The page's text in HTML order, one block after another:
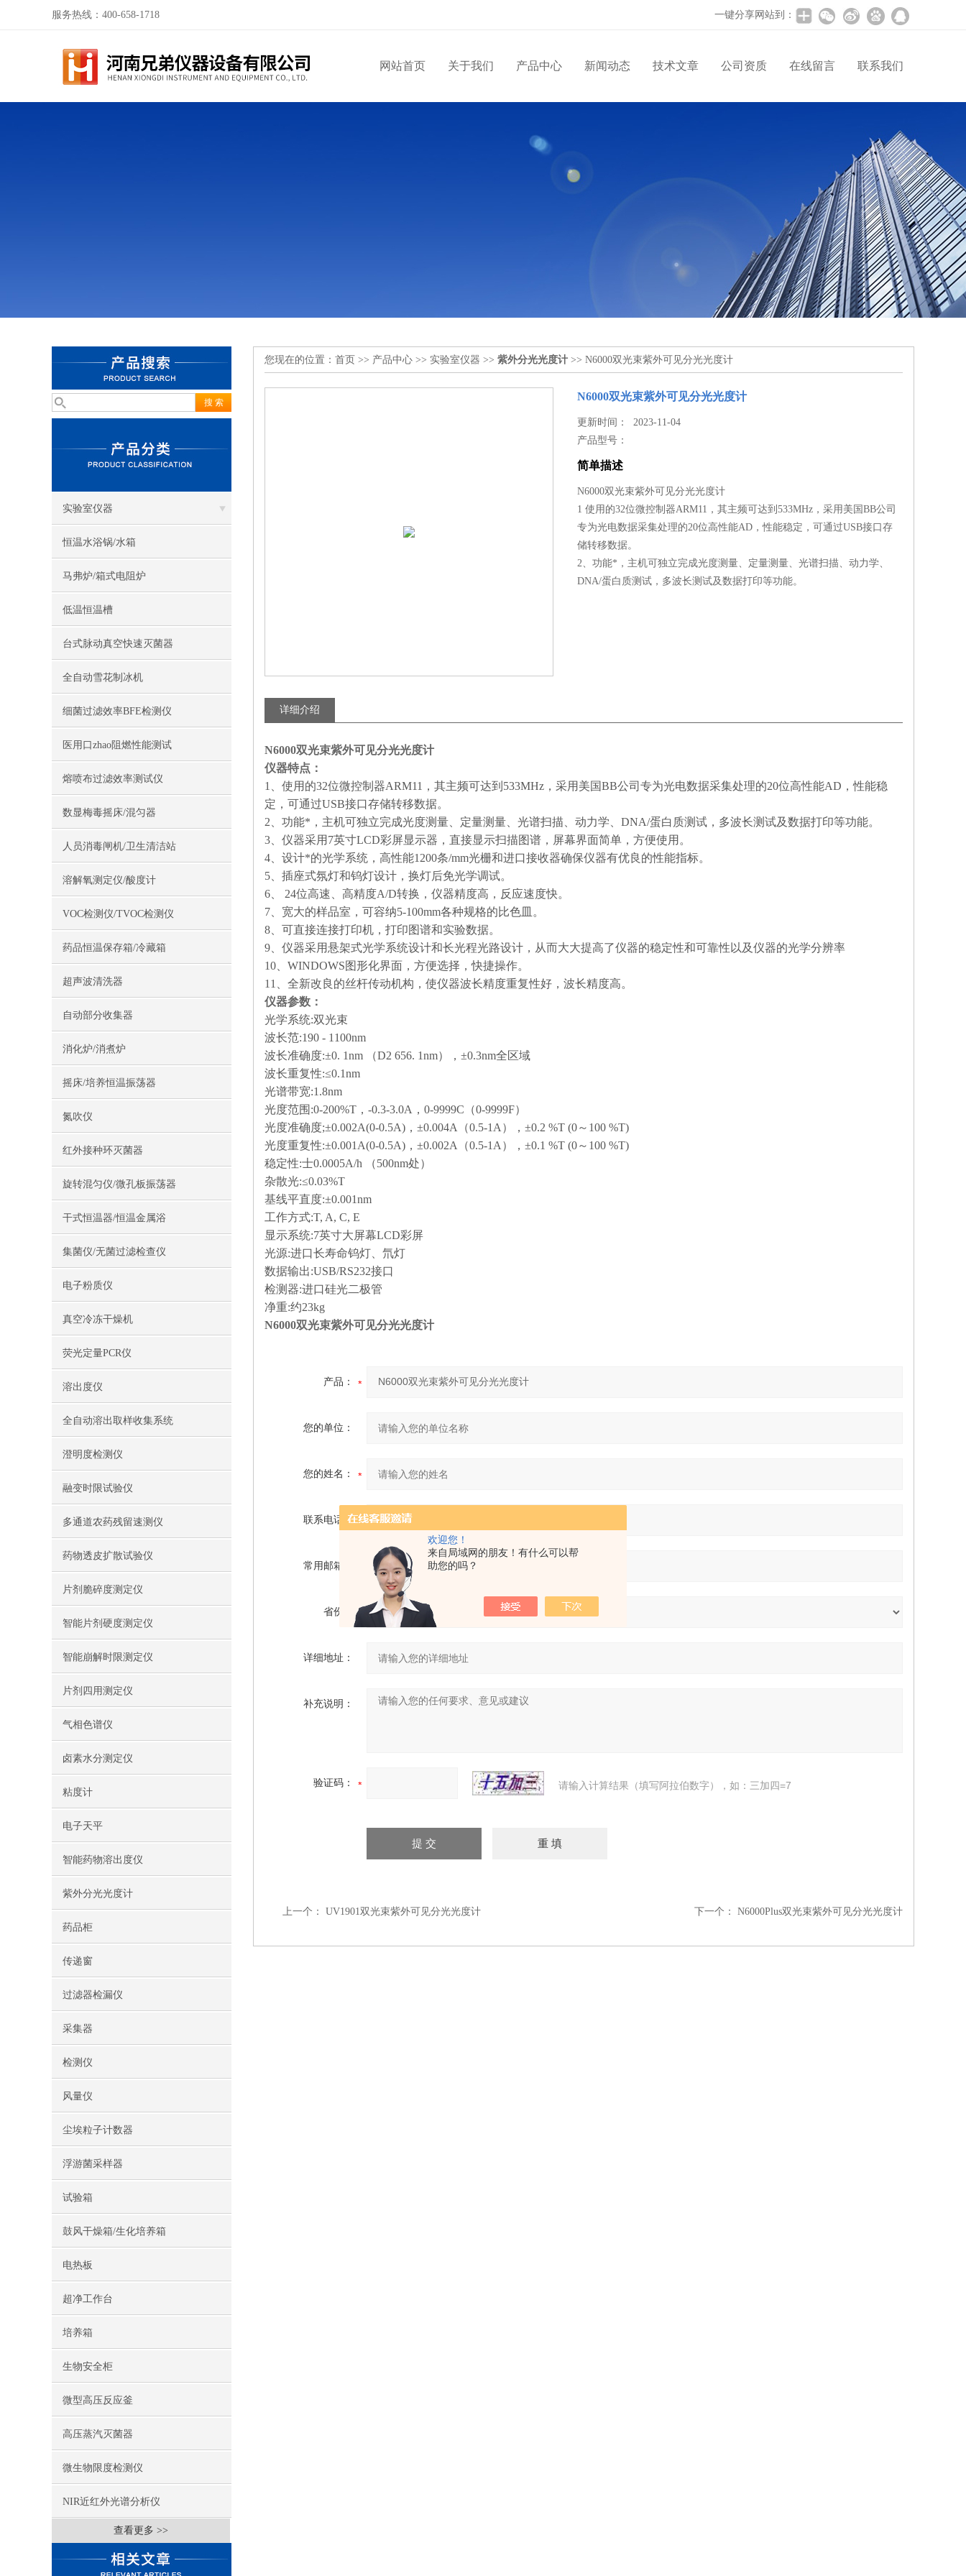
欢迎您！
来自局域网的朋友！有什么可以帮
助您的吗？
服务热线：400-658-1718 一键分享网站到：
网站首页 关于我们 产品中心 新闻动态 技术文章 公司资质 在线留言 联系我们
实验室仪器
恒温水浴锅/水箱
马弗炉/箱式电阻炉
低温恒温槽
台式脉动真空快速灭菌器
全自动雪花制冰机
细菌过滤效率BFE检测仪
医用口zhao阻燃性能测试
熔喷布过滤效率测试仪
数显梅毒摇床/混匀器
人员消毒闸机/卫生清洁站
溶解氧测定仪/酸度计
VOC检测仪/TVOC检测仪
药品恒温保存箱/冷藏箱
超声波清洗器
自动部分收集器
消化炉/消煮炉
摇床/培养恒温振荡器
氮吹仪
红外接种环灭菌器
旋转混匀仪/微孔板振荡器
干式恒温器/恒温金属浴
集菌仪/无菌过滤检查仪
电子粉质仪
真空冷冻干燥机
荧光定量PCR仪
溶出度仪
全自动溶出取样收集系统
澄明度检测仪
融变时限试验仪
多通道农药残留速测仪
药物透皮扩散试验仪
片剂脆碎度测定仪
智能片剂硬度测定仪
智能崩解时限测定仪
片剂四用测定仪
气相色谱仪
卤素水分测定仪
粘度计
电子天平
智能药物溶出度仪
紫外分光光度计
药品柜
传递窗
过滤器检漏仪
采集器
检测仪
风量仪
尘埃粒子计数器
浮游菌采样器
试验箱
鼓风干燥箱/生化培养箱
电热板
超净工作台
培养箱
生物安全柜
微型高压反应釜
高压蒸汽灭菌器
微生物限度检测仪
NIR近红外光谱分析仪
查看更多 >>
您现在的位置： 首页 >> 产品中心 >> 实验室仪器 >> 紫外分光光度计 >> N6000双光束紫外可见分光光度计
N6000双光束紫外可见分光光度计
更新时间： 2023-11-04
产品型号：
简单描述
N6000双光束紫外可见分光光度计
1 使用的32位微控制器ARM11，其主频可达到533MHz，采用美国BB公司
专为光电数据采集处理的20位高性能AD，性能稳定，可通过USB接口存
储转移数据。
2、功能*，主机可独立完成光度测量、定量测量、光谱扫描、动力学、
DNA/蛋白质测试，多波长测试及数据打印等功能。
详细介绍
N6000双光束紫外可见分光光度计
仪器特点：
1、使用的32位微控制器ARM11，其主频可达到533MHz，采用美国BB公司专为光电数据采集处理的20位高性能AD，性能稳
定，可通过USB接口存储转移数据。
2、功能*，主机可独立完成光度测量、定量测量、光谱扫描、动力学、DNA/蛋白质测试，多波长测试及数据打印等功能。
3、仪器采用7英寸LCD彩屏显示器，直接显示扫描图谱，屏幕界面简单，方便使用。
4、设计*的光学系统，高性能1200条/mm光栅和进口接收器确保仪器有优良的性能指标。
5、插座式氛灯和钨灯设计，换灯后免光学调试。
6、 24位高速、高精度A/D转换，仪器精度高，反应速度快。
7、宽大的样品室，可容纳5-100mm各种规格的比色皿。
8、可直接连接打印机，打印图谱和实验数据。
9、仪器采用悬架式光学系统设计和长光程光路设计，从而大大提高了仪器的稳定性和可靠性以及仪器的光学分辨率
10、WINDOWS图形化界面，方便选择，快捷操作。
11、全新改良的丝杆传动机构，使仪器波长精度重复性好，波长精度高。
仪器参数：
光学系统:双光束
波长范:190 - 1100nm
波长准确度:±0. 1nm （D2 656. 1nm），±0.3nm全区域
波长重复性:≤0.1nm
光谱带宽:1.8nm
光度范围:0-200%T，-0.3-3.0A，0-9999C（0-9999F）
光度准确度;±0.002A(0-0.5A)，±0.004A（0.5-1A），±0.2 %T (0～100 %T)
光度重复性:±0.001A(0-0.5A)，±0.002A（0.5-1A），±0.1 %T (0～100 %T)
稳定性:士0.0005A/h （500nm处）
杂散光:≤0.03%T
基线平直度:±0.001nm
工作方式:T, A, C, E
显示系统:7英寸大屏幕LCD彩屏
光源:进口长寿命钨灯、氘灯
数据输出:USB/RS232接口
检测器:进口硅光二极管
净重:约23kg
N6000双光束紫外可见分光光度计
产品：
您的单位：
您的姓名：
联系电话：
常用邮箱：
省份：
详细地址：
补充说明：
验证码： 请输入计算结果（填写阿拉伯数字），如：三加四=7
上一个： UV1901双光束紫外可见分光光度计 下一个： N6000Plus双光束紫外可见分光光度计